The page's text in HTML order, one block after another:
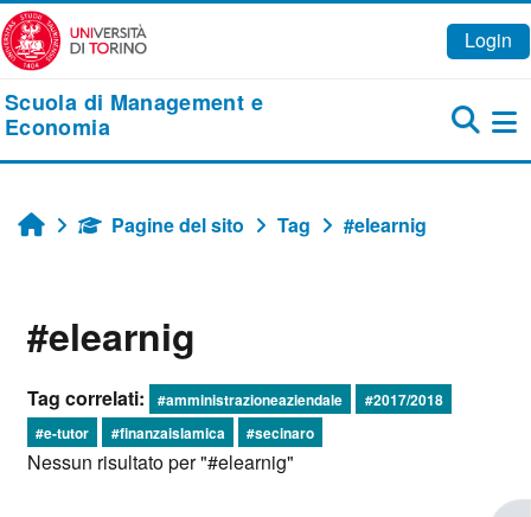
Vai al contenuto principale
Login
Scuola di Management e
Economia
HomePagine del sito Tag #elearnig
#elearnig
Tag correlati: #amministrazioneaziendale
#2017/2018
#e-tutor
#finanzaislamica #secinaro
Nessun risultato per "#elearnig"